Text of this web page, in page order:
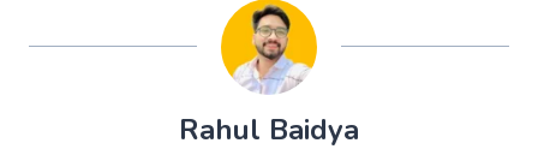
Rahul Baidya